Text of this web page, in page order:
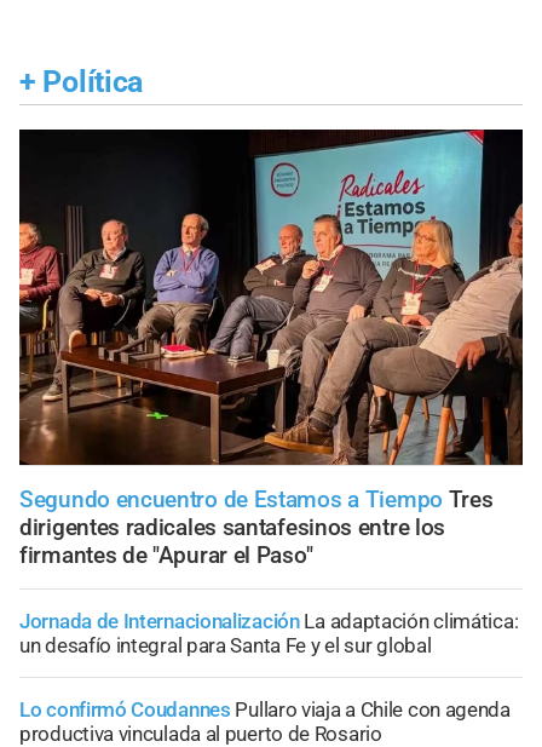
+ Política
Segundo encuentro de Estamos a Tiempo Tres
dirigentes radicales santafesinos entre los
firmantes de "Apurar el Paso"
Jornada de Internacionalización La adaptación climática:
un desafío integral para Santa Fe y el sur global
Lo confirmó Coudannes Pullaro viaja a Chile con agenda
productiva vinculada al puerto de Rosario